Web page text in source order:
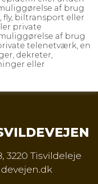
af brug
fly, biltransport eller
private
af brug
telenetværk, en
dekreter,
eller
, 3220 Tisvildeleje